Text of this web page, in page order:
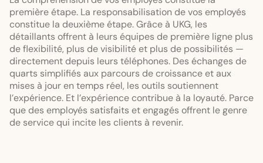
première étape. La responsabilisation de vos employés
constitue la deuxième étape. Grâce à UKG, les
détaillants offrent à leurs équipes de première ligne plus
de flexibilité, plus de visibilité et plus de possibilités —
directement depuis leurs téléphones. Des échanges de
quarts simplifiés aux parcours de croissance et aux
mises à jour en temps réel, les outils soutiennent
l’expérience. Et l’expérience contribue à la loyauté. Parce
que des employés satisfaits et engagés offrent le genre
de service qui incite les clients à revenir.